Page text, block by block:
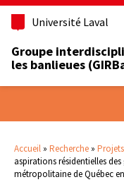
Université Laval
Groupe
les banlieues
Accueil » Recherche »
aspirations résidentielles
métropolitaine de Québec